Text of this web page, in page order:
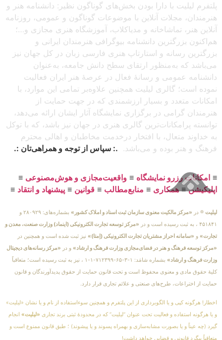
پلتفرم لیلیت با دارا بودن بخش‌های گوناگون نظیر: دانشنامه هنر و
هنرمندان، مجلات آنلاین با موضوعات گوناگون و عمومی، روزنامه
آنلاین هنر، تماشاخانه و مدیاکلاب، آموزشگاه هنری مجازی و…؛
هم‌اکنون بزرگترین دانشنامه بیوگرافی هنرمندان ایرانی و
بزرگترین رسانه و استارتاپ هنری فارسی زبان در کل جهان نیز
می‌باشد که به‌منظور ارتقای سطح دانش جامعه، به‌عنوان
دانشنامه عمومی و رسانهٔ فعال در عرصهٔ هنر ایران فعالیت
نموده است؛ گالری لیلیت همچنین علاوه‌بر تمامی این موارد، با
امکانات متعدد و بسیار ارزشمندی که در جهت حمایت از
هنرمندان گرامی در برگزاری نمایشگاه آثار ایشان ارائه می‌دهد،
توانسته پرامکانات‌ترین گالری هنری در جهان نیز باشد، که با توکل
به خداوند متعال، با افتخار درخدمت مخاطبان و اهالی محترم
فرهنگ و هنر بوده و می‌باشد. .: سپاس از توجه و همراهی‌تان :.
≡ امکانات رزرو نمایشگاه ≡ واقعیت‌مجازی و هوش‌مصنوعی ≡
اپلیکیشن≡همکاری ≡ منابع‌مطالب ≡ قوانین ≡ پیشنهاد و انتقاد ≡
لیلیت ® در «مرکز مالکیت معنوی سازمان ثبت اسناد و املاک کشور»
بشماره‌های: ۲۸۰۹۲۹ و
۴۵۱۸۴۱ ، به ثبت رسیده است و در
«مرکز توسعه تجارت الکترونیکی (اینماد) وزارت صنعت، معدن و
تجارت» و «سامانه احراز مشتریان تجارت الکترونیکی (اِمتا)» نیز ثبت شده است و همچنین در
«مرکز توسعه فرهنگ و هنر در فضای‌مجازی وزارت فرهنگ و ارشاد» و در «مرکز رسانه‌های دیجیتال
وزارت فرهنگ و ارشاد»
بشماره شامَد: ۱-۳-۶۵-۷۱۲۳۹۹-۱-۱ ، نیز به ثبت رسیده است؛ متعاقباً
کلیهٔ حقوق مادی و معنوی محفوظ است و تحت قانون حمایت از حقوق پدیدآورندگان و قانون
حمایت از اختراعات، طرح‌های صنعتی و علائم تجاری قرار دارد.
اخطار! هرگونه کپی و یا الگوبرداری از این پلتفرم و همچنین سوءاستفاده از نام و یا نشان «لیلیت»
و یا هرگونه استفاده و فعالیت تحت عنوان “لیلیت” که در محدودهٔ ثبتی برند تجاری «لیلیت» انجام
گیرد (چه عیناً و یا بصورت مشابه‌سازی و بهمراه پسوند و یا پیشوند) ؛ طبق قانون ممنوع است و
متعاقباً پیگرد قانونی و قضایی خواهد داشت!